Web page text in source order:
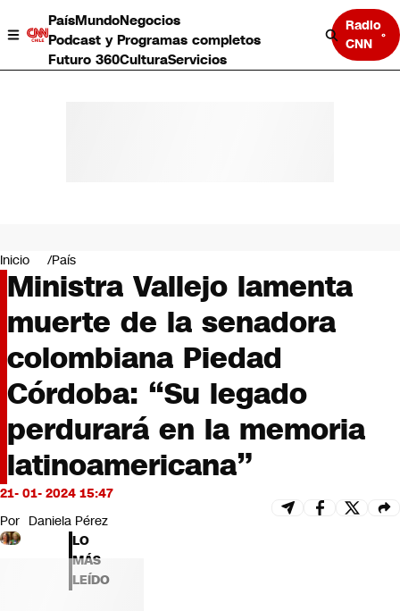
PaísMundoNegocios
Podcast y Programas completos
Futuro 360CulturaServicios
Radio
CNN
Negocios
Deportes
Programas completos
Cultura
Servicios
Bits
CNN Data
CNN tiempo
Futuro 360
Opinión
Inicio País
Ministra Vallejo lamenta
muerte de la senadora
colombiana Piedad
Córdoba: “Su legado
perdurará en la memoria
latinoamericana”
21- 01- 2024 15:47
Por Daniela Pérez
LO
MÁS
LEÍDO